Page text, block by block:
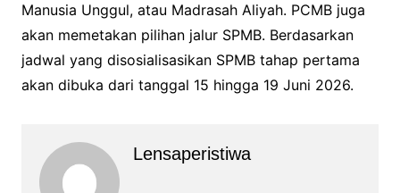
Manusia Unggul, atau Madrasah Aliyah. PCMB juga
akan memetakan pilihan jalur SPMB. Berdasarkan
jadwal yang disosialisasikan SPMB tahap pertama
akan dibuka dari tanggal 15 hingga 19 Juni 2026.
Lensaperistiwa